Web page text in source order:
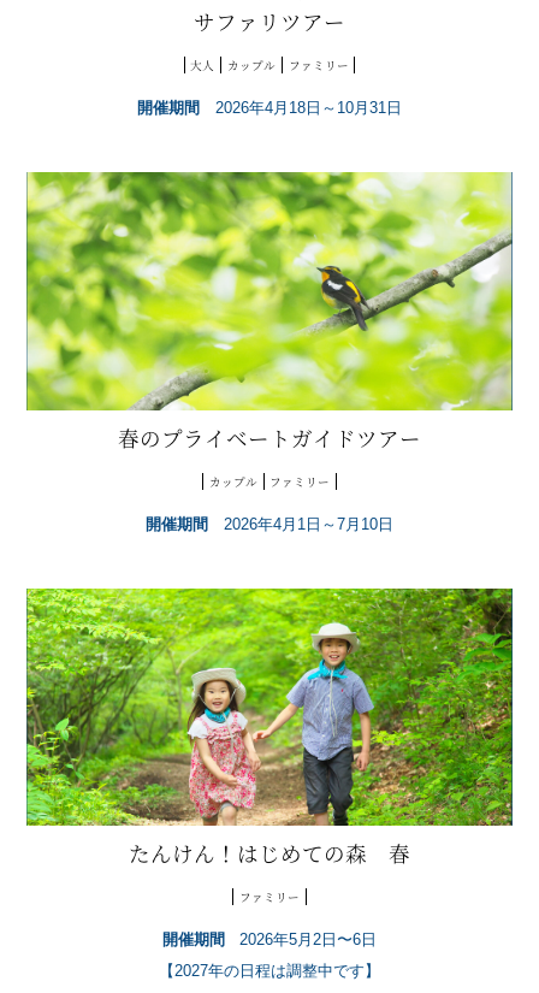
サファリツアー
大人 カップル ファミリー
開催期間 2026年4月18日～10月31日
春のプライベートガイドツアー
カップル ファミリー
開催期間 2026年4月1日～7月10日
たんけん！はじめての森 春
ファミリー
開催期間
2026年5月2日〜6日
【2027年の日程は調整中です】